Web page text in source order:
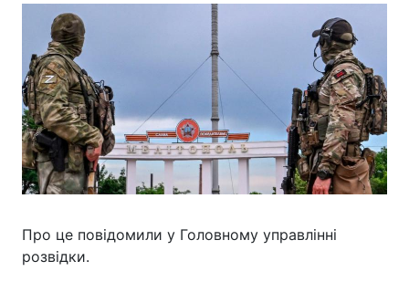
Про це повідомили у Головному управлінні
розвідки.